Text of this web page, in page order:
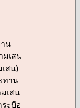
น
มเสน
สน)
ทาน
เสน
ะบือ